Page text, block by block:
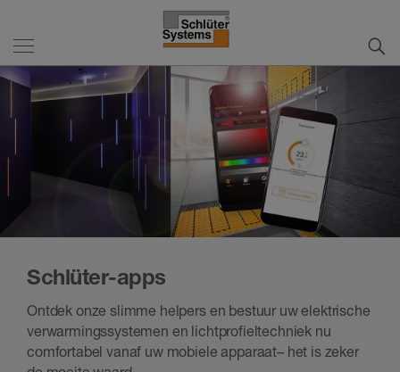
Schlüter-apps
Ontdek onze slimme helpers en bestuur uw elektrische
verwarmingssystemen en lichtprofieltechniek nu
comfortabel vanaf uw mobiele apparaat– het is zeker